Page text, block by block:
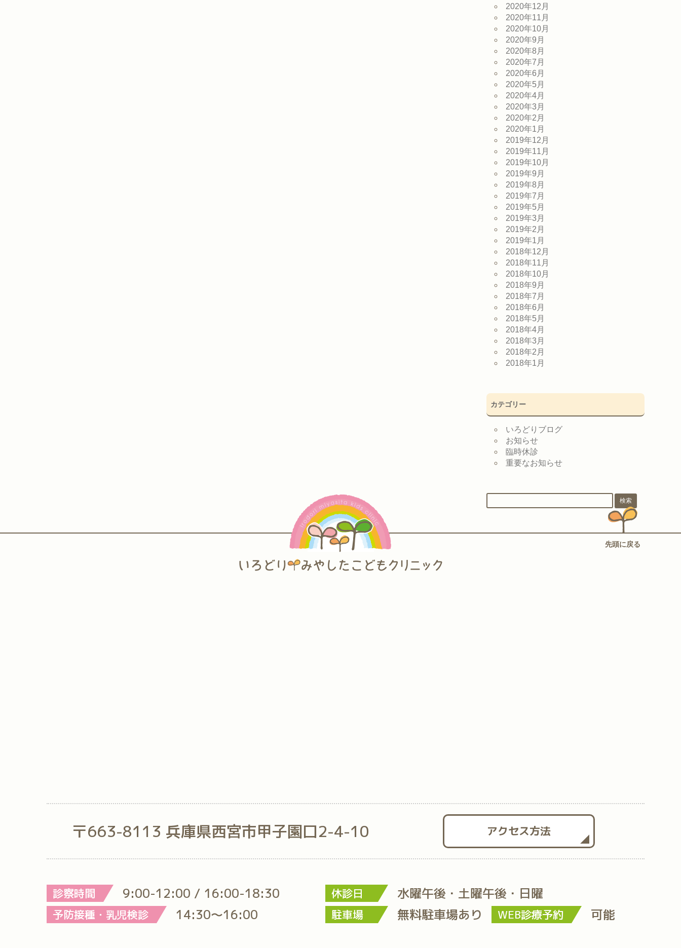
2020年12月
2020年11月
2020年10月
2020年9月
2020年8月
2020年7月
2020年6月
2020年5月
2020年4月
2020年3月
2020年2月
2020年1月
2019年12月
2019年11月
2019年10月
2019年9月
2019年8月
2019年7月
2019年5月
2019年3月
2019年2月
2019年1月
2018年12月
2018年11月
2018年10月
2018年9月
2018年7月
2018年6月
2018年5月
2018年4月
2018年3月
2018年2月
2018年1月
カテゴリー
いろどりブログ
お知らせ
臨時休診
重要なお知らせ
先頭に戻る
〒663-8113 兵庫県西宮市甲子園口2-4-10 アクセス方法
診察時間 9:00-12:00 / 16:00-18:30
予防接種・乳児検診 14:30～16:00
休診日 水曜午後・土曜午後・日曜
駐車場 無料駐車場あり WEB診療予約 可能